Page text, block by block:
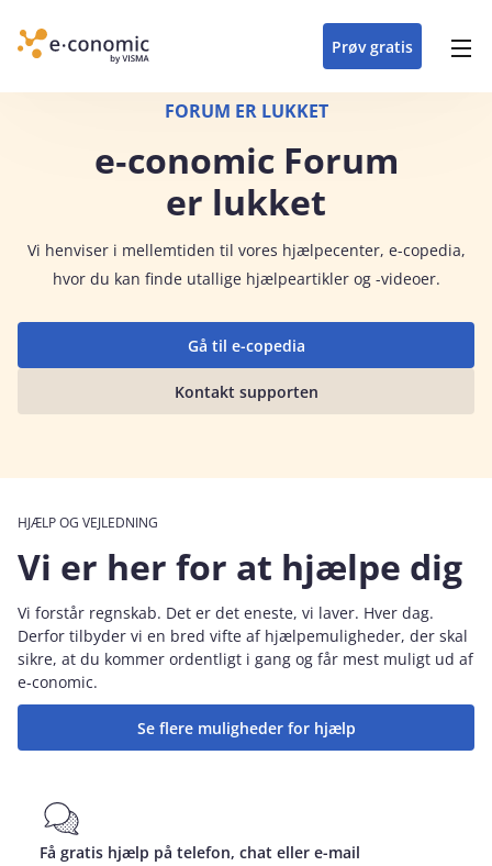
Header top menu
Prøv gratis
skræddersyet løsning
til din branche
e‑conomic
alle funktioner i
e‑conomic
e‑conomic
skræddersyede kurser
til administratorer
forhandler kan styrke
og vækste din
virksomhed
FORUM ER LUKKET
e‑conomic Forum
er lukket
Vi henviser i mellemtiden til vores hjælpecenter, e-copedia,
hvor du kan finde utallige hjælpeartikler og -videoer.
Gå til e-copedia
Kontakt supporten
HJÆLP OG VEJLEDNING
Vi er her for at hjælpe dig
Vi forstår regnskab. Det er det eneste, vi laver. Hver dag.
Derfor tilbyder vi en bred vifte af hjælpemuligheder, der skal
sikre, at du kommer ordentligt i gang og får mest muligt ud af
e‑conomic.
Se flere muligheder for hjælp
Få gratis hjælp på telefon, chat eller e-mail